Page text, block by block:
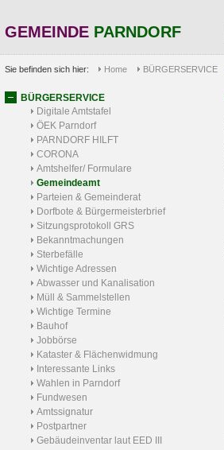
GEMEINDE PARNDORF
Sie befinden sich hier: Home BÜRGERSERVICE
BÜRGERSERVICE
Digitale Amtstafel
ÖEK Parndorf
PARNDORF HILFT
CORONA
Amtshelfer/ Formulare
Gemeindeamt
Parteien & Gemeinderat
Dorfbote & Bürgermeisterbrief
Sitzungsprotokoll GRS
Bekanntmachungen
Sterbefälle
Wichtige Adressen
Abwasser und Kanalisation
Müll & Sammelstellen
Wichtige Termine
Bauhof
Jobbörse
Kataster & Flächenwidmung
Interessante Links
Wahlen in Parndorf
Fundwesen
Amtssignatur
Postpartner
Gebäudeinventar laut EED III